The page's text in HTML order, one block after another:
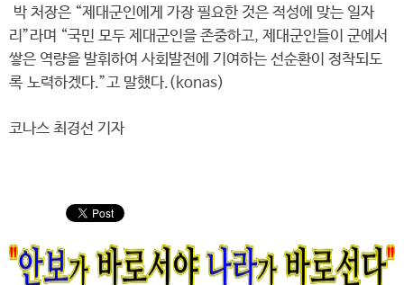
박 처장은 “제대군인에게 가장 필요한 것은 적성에 맞는 일자
리”라며 “국민 모두 제대군인을 존중하고, 제대군인들이 군에서
쌓은 역량을 발휘하여 사회발전에 기여하는 선순환이 정착되도
록 노력하겠다.”고 말했다.(konas)
코나스 최경선 기자